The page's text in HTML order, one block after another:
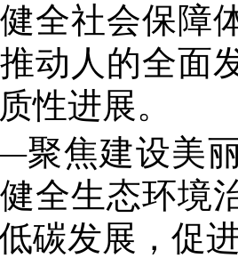
全社会保障
动人的全面
性进展。
焦建设美丽
全生态环境
碳发展，促